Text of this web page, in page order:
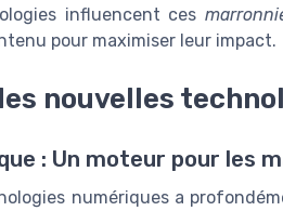
influencent ces
pour maximiser leur impact.
nouvelles
: Un moteur pour les
numériques a